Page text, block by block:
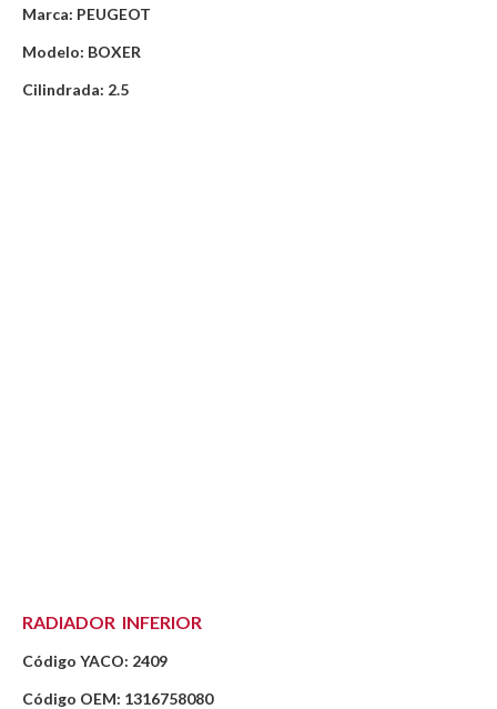
Marca: PEUGEOT
Modelo: BOXER
Cilindrada: 2.5
RADIADOR INFERIOR
Código YACO: 2409
Código OEM: 1316758080